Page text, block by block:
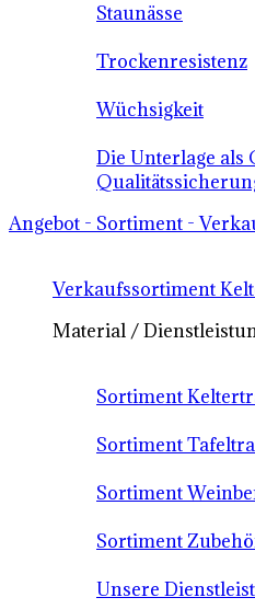
Staunässe
Trockenresistenz
Wüchsigkeit
Die Unterlage als
Angebot - Sortiment -
Verkaufssortiment
Material /
Sortiment
Sortiment
Sortiment
Sortiment
Unsere